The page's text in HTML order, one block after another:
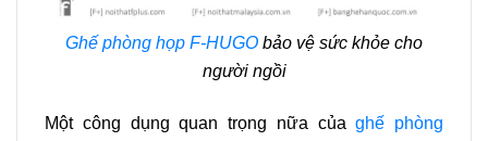
Ghế phòng họp F-HUGO bảo vệ sức khỏe cho
người ngồi
Một công dụng quan trọng nữa củaghế phòng